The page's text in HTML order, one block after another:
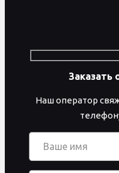
Заказать
Наш оператор